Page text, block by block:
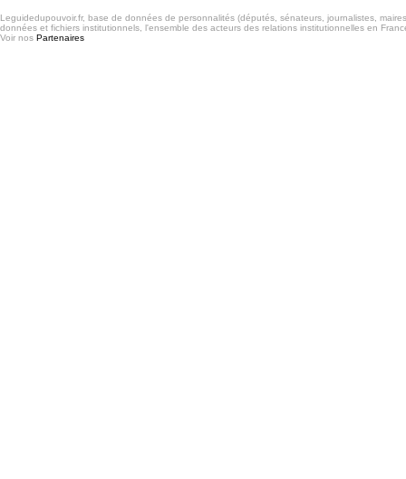
Leguidedupouvoir.fr, base de données de personnalités (députés, sénateurs, journalistes,
données et fichiers institutionnels, l'ensemble des acteurs des relations institutionnelles en
Voir nos Partenaires